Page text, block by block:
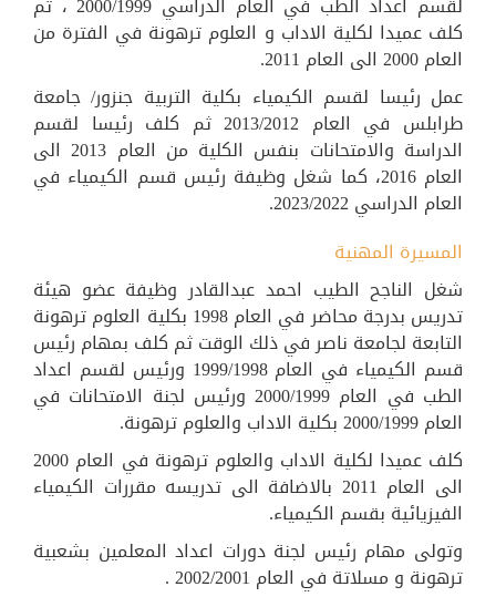
كلف عميدا لكلية الاداب و العلوم ترهونة في الفترة من
العام 2000 الى العام 2011.
عمل رئيسا لقسم الكيمياء بكلية التربية جنزور/ جامعة
طرابلس في العام 2013/2012 ثم كلف رئيسا لقسم
الدراسة والامتحانات بنفس الكلية من العام 2013 الى
العام 2016، كما شغل وظيفة رئيس قسم الكيمياء في
العام الدراسي 2023/2022.
المسيرة المهنية
شغل الناجح الطيب احمد عبدالقادر وظيفة عضو هيئة
تدريس بدرجة محاضر في العام 1998 بكلية العلوم ترهونة
التابعة لجامعة ناصر في ذلك الوقت ثم كلف بمهام رئيس
قسم الكيمياء في العام 1999/1998 ورئيس لقسم اعداد
الطب في العام 2000/1999 ورئيس لجنة الامتحانات في
العام 2000/1999 بكلية الاداب والعلوم ترهونة.
كلف عميدا لكلية الاداب والعلوم ترهونة في العام 2000
الى العام 2011 بالاضافة الى تدريسه مقررات الكيمياء
الفيزيائية بقسم الكيمياء.
وتولى مهام رئيس لجنة دورات اعداد المعلمين بشعبية
ترهونة و مسلاتة في العام 2002/2001 .